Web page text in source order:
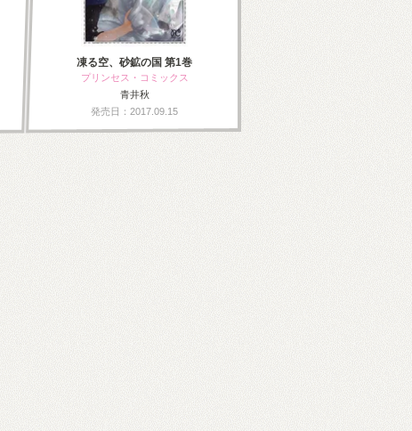
凍る空、砂鉱の国 第1巻
プリンセス・コミックス
青井秋
発売日：2017.09.15